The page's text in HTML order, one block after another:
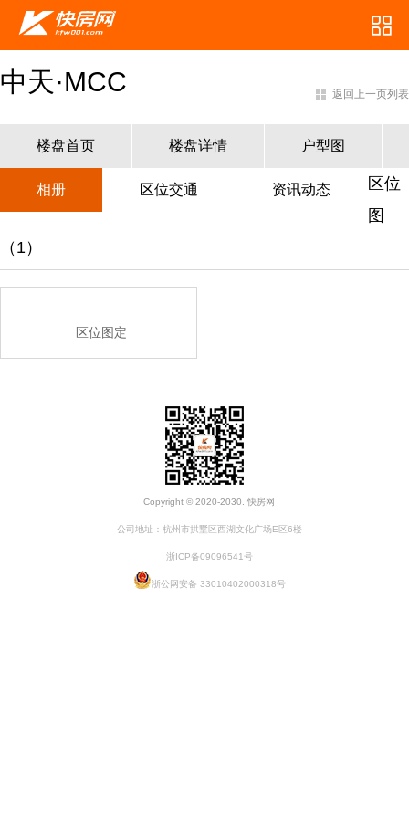
中天·MCC 返回上一页列表
楼盘首页 楼盘详情 户型图
相册 区位交通 资讯动态
区位
图
（1）
区位图定
Copyright © 2020-2030. 快房网
公司地址：杭州市拱墅区西湖文化广场E区6楼
浙ICP备09096541号
浙公网安备 33010402000318号